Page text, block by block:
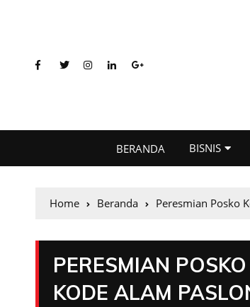
BERANDA BISNIS
Home Beranda Peresmian Posko
PERESMIAN
KODE ALAM